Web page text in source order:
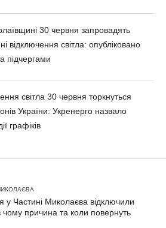
30 червня запровадять
відключення світла: опубліковано
підчергами
світла 30 червня торкнуться
України: Укренерго назвало
графіків
у Частині Миколаєва відключили
чому причина та коли повернуть